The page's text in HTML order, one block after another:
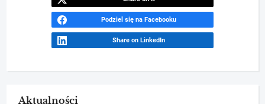
Podziel się na Facebooku
Share on LinkedIn
Aktualności